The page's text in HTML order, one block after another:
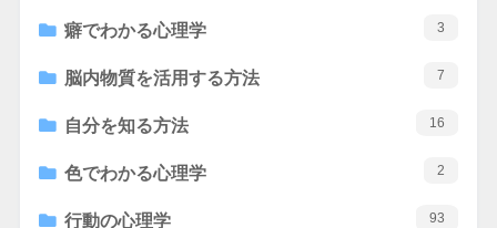
癖でわかる心理学 3
脳内物質を活用する方法 7
自分を知る方法 16
色でわかる心理学 2
行動の心理学 93